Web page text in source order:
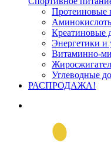
Протеиновые
Креатиновые
Энергетики и
Витаминно-
Углеводные
РАСПРОДАЖА!